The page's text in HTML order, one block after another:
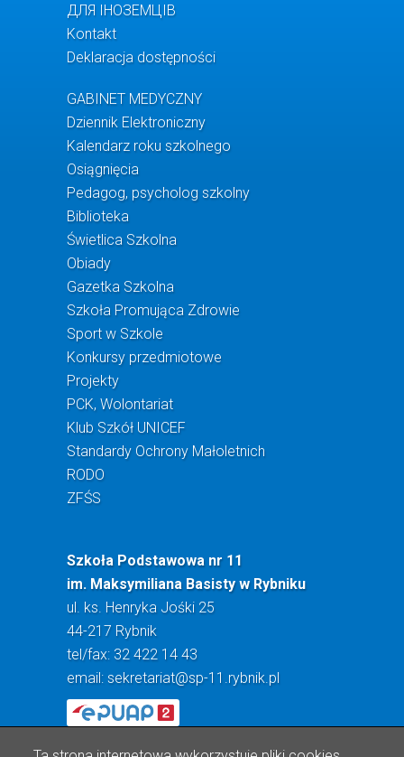
ДЛЯ ІНОЗЕМЦІВ
Kontakt
Deklaracja dostępności
GABINET MEDYCZNY
Dziennik Elektroniczny
Kalendarz roku szkolnego
Osiągnięcia
Pedagog, psycholog szkolny
Biblioteka
Świetlica Szkolna
Obiady
Gazetka Szkolna
Szkoła Promująca Zdrowie
Sport w Szkole
Konkursy przedmiotowe
Projekty
PCK, Wolontariat
Klub Szkół UNICEF
Standardy Ochrony Małoletnich
RODO
ZFŚS
Szkoła Podstawowa nr 11
im. Maksymiliana Basisty w Rybniku
ul. ks. Henryka Jośki 25
44-217 Rybnik
tel/fax: 32 422 14 43
email: sekretariat@sp-11.rybnik.pl